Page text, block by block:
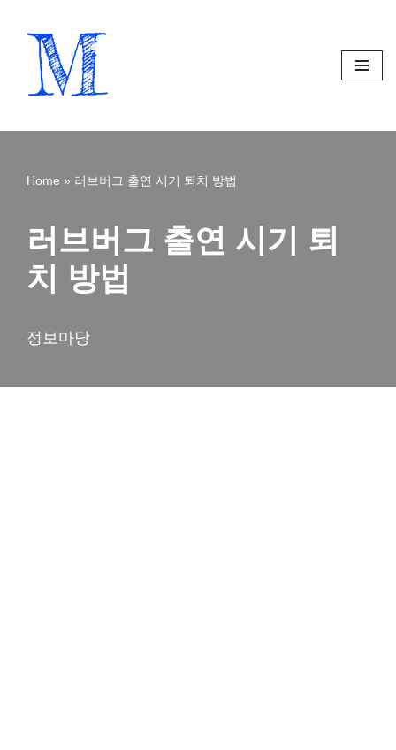
Skip
Home » 러브버그 출연 시기 퇴치 방법
러브버그 출연 시기 퇴
치 방법
정보마당